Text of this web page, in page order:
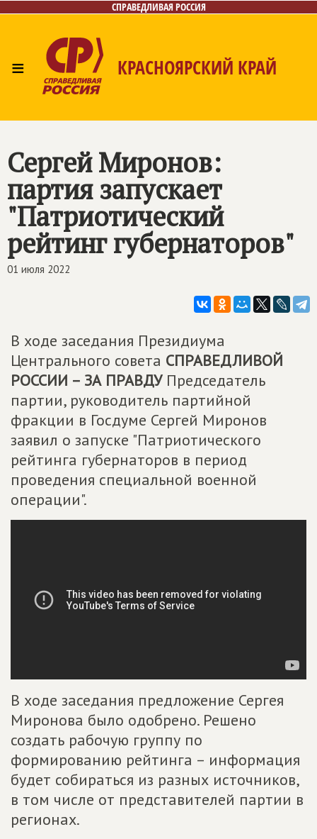
СПРАВЕДЛИВАЯ РОССИЯ
≡ КРАСНОЯРСКИЙ КРАЙ
Сергей Миронов:
партия запускает
"Патриотический
рейтинг губернаторов"
01 июля 2022
В ходе заседания Президиума
Центрального совета СПРАВЕДЛИВОЙ
РОССИИ – ЗА ПРАВДУПредседатель
партии, руководитель партийной
фракции в Госдуме Сергей Миронов
заявил о запуске "Патриотического
рейтинга губернаторов в период
проведения специальной военной
операции".
В ходе заседания предложение Сергея
Миронова было одобрено. Решено
создать рабочую группу по
формированию рейтинга – информация
будет собираться из разных источников,
в том числе от представителей партии в
регионах.